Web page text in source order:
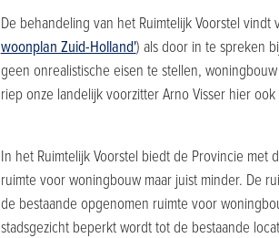
De behandeling van het Ruimtelijk Voorstel
woonplan Zuid-Holland') als door in te spreken
geen onrealistische eisen te stellen,
riep onze landelijk voorzitter Arno Visser hier
In het Ruimtelijk Voorstel biedt de Provincie
ruimte voor woningbouw maar juist minder. De
de bestaande opgenomen ruimte voor
stadsgezicht beperkt wordt tot de bestaande